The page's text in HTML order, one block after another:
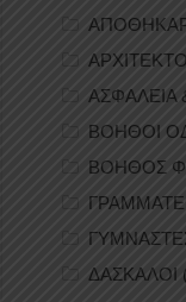
ΑΣΦΑΛΕΙΑ
ΒΟΗΘΟΙ
ΒΟΗΘΟΣ
ΔΑΣΚΑΛΟΙ